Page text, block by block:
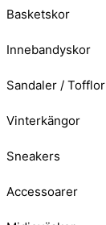
Basketskor
Innebandyskor
Sandaler / Tofflor
Vinterkängor
Sneakers
Accessoarer